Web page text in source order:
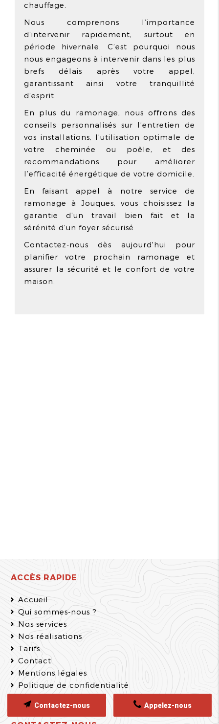
chauffage.
Nous comprenons l’importance
d’intervenir rapidement, surtout en
période hivernale. C’est pourquoi nous
nous engageons à intervenir dans les plus
brefs délais après votre appel,
garantissant ainsi votre tranquillité
d’esprit.
En plus du ramonage, nous offrons des
conseils personnalisés sur l’entretien de
vos installations, l’utilisation optimale de
votre cheminée ou poêle, et des
recommandations pour améliorer
l’efficacité énergétique de votre domicile.
En faisant appel à notre service de
ramonage à Jouques, vous choisissez la
garantie d’un travail bien fait et la
sérénité d’un foyer sécurisé.
Contactez-nous dès aujourd'hui pour
planifier votre prochain ramonage et
assurer la sécurité et le confort de votre
maison.
ACCÈS RAPIDE
Accueil
Qui sommes-nous ?
Nos services
Nos réalisations
Tarifs
Contact
Mentions légales
Politique de confidentialité
Appelez-nous
Contactez-nous